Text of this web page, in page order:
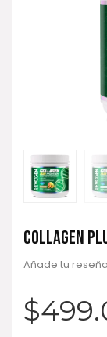
COLLAGEN
Añade tu reseña
$